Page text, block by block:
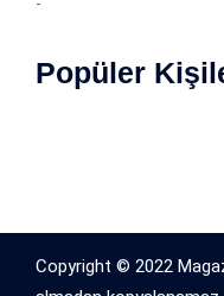
Popüler
Copyright © 2022